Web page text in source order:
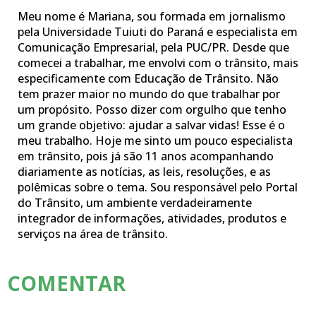
Meu nome é Mariana, sou formada em jornalismo
pela Universidade Tuiuti do Paraná e especialista em
Comunicação Empresarial, pela PUC/PR. Desde que
comecei a trabalhar, me envolvi com o trânsito, mais
especificamente com Educação de Trânsito. Não
tem prazer maior no mundo do que trabalhar por
um propósito. Posso dizer com orgulho que tenho
um grande objetivo: ajudar a salvar vidas! Esse é o
meu trabalho. Hoje me sinto um pouco especialista
em trânsito, pois já são 11 anos acompanhando
diariamente as notícias, as leis, resoluções, e as
polêmicas sobre o tema. Sou responsável pelo Portal
do Trânsito, um ambiente verdadeiramente
integrador de informações, atividades, produtos e
serviços na área de trânsito.
COMENTAR